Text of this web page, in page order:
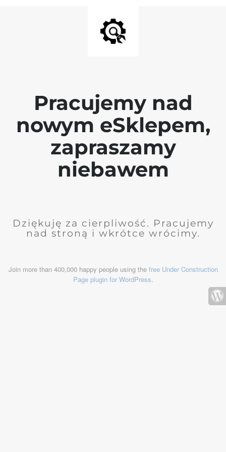
Pracujemy nad
nowym eSklepem,
zapraszamy
niebawem
Dziękuję za cierpliwość. Pracujemy
nad stroną i wkrótce wrócimy.
Join more than 400,000 happy people using the free Under Construction
Page plugin for WordPress.